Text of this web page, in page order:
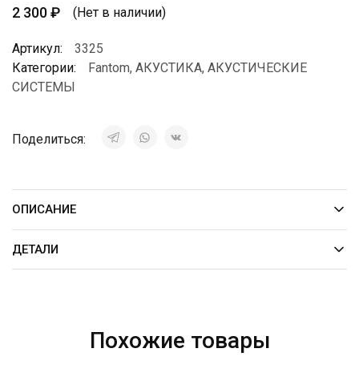
2 300₽ (Нет в наличии)
Артикул:
3325
Категории:
Fantom, АКУСТИКА, АКУСТИЧЕСКИЕ
СИСТЕМЫ
Поделиться:
ОПИСАНИЕ
ДЕТАЛИ
Похожие товары